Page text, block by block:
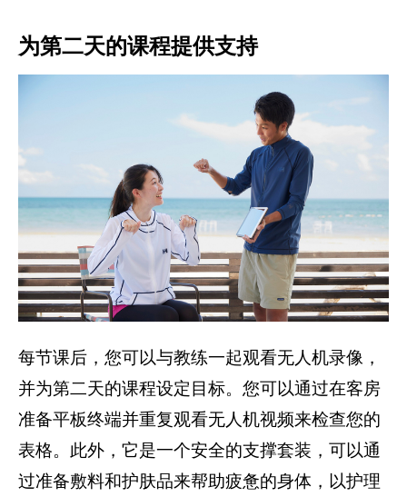
为第二天的课程提供支持
每节课后，您可以与教练一起观看无人机录像，
并为第二天的课程设定目标。您可以通过在客房
准备平板终端并重复观看无人机视频来检查您的
表格。此外，它是一个安全的支撑套装，可以通
过准备敷料和护肤品来帮助疲惫的身体，以护理